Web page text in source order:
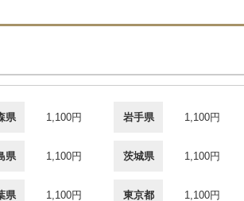
県 1,100円 岩手県 1,100円
県 1,100円 茨城県 1,100円
県 1,100円 東京都 1,100円